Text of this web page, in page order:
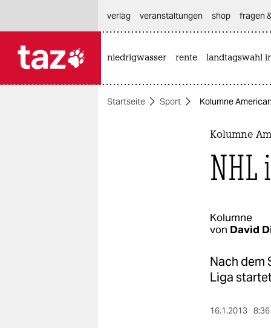
themen
verlag
veranstaltungen shop fragen
niedrigwasser rente landtagswahl
Startseite Sport Kolumne
Kolumne
NHL
Kolumne
von David
Nach dem
Liga
16.1.2013